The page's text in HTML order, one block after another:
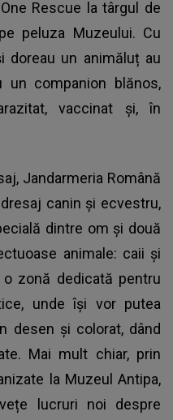
Rescue la târgul de
peluza Muzeului. Cu
doreau un animăluț au
companion blănos,
vaccinat și, în
Jandarmeria Română
canin şi ecvestru,
dintre om şi două
animale: caii şi
zonă dedicată pentru
unde îşi vor putea
desen şi colorat, dând
Mai mult chiar, prin
la Muzeul Antipa,
lucruri noi despre